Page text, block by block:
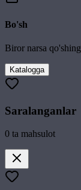
Bo'sh
Biror narsa qo'shing
Katalogga
Saralanganlar
0 ta mahsulot